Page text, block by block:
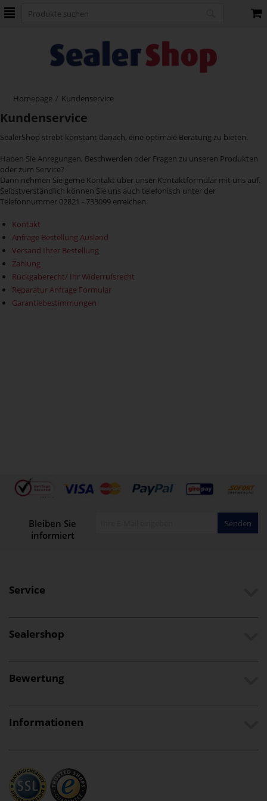
Homepage / Kundenservice
Kundenservice
SealerShop strebt konstant danach, eine optimale Beratung zu bieten.
Haben Sie Anregungen, Beschwerden oder Fragen zu unseren Produkten
oder zum Service?
Dann nehmen Sie gerne Kontakt über unser Kontaktformular mit uns auf.
Selbstverständlich können Sie uns auch telefonisch unter der
Telefonnummer 02821 - 733099 erreichen.
Kontakt
Anfrage Bestellung Ausland
Versand Ihrer Bestellung
Zahlung
Rückgaberecht/ Ihr Widerrufsrecht
Reparatur Anfrage Formular
Garantiebestimmungen
Bleiben Sie
informiert
Senden
Service
Sealershop
Bewertung
Informationen